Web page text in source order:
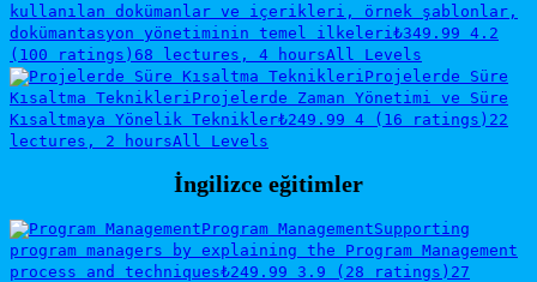
kullanılan dokümanlar ve içerikleri, örnek şablonlar,
dokümantasyon yönetiminin temel ilkeleri ₺349.99 4.2
(100 ratings) 68 lectures, 4 hoursAll Levels
Projelerde Süre
Kısaltma Teknikleri Projelerde Zaman Yönetimi ve Süre
Kısaltmaya Yönelik Teknikler₺249.99 4 (16 ratings) 22
lectures, 2 hoursAll Levels
İngilizce eğitimler
Program ManagementSupporting
program managers by explaining the Program Management
process and techniques₺249.99 3.9 (28 ratings) 27